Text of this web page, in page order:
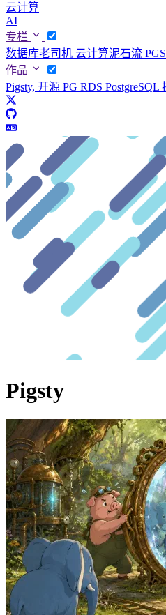
云计算
AI
专栏
数据库老司机 云计算泥石流
作品
Pigsty, 开源 PG RDS PostgreSQL
Pigsty